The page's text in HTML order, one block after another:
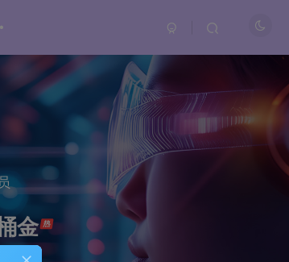
金